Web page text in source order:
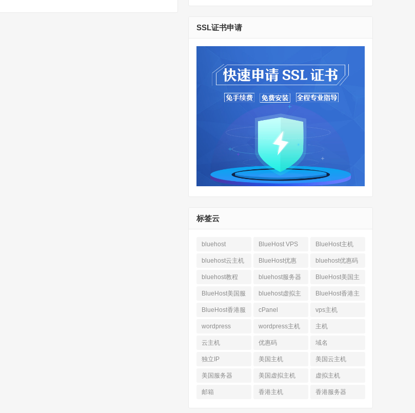
SSL证书申请
标签云
bluehost BlueHost VPS BlueHost主机
bluehost云主机 BlueHost优惠 bluehost优惠码
bluehost教程 bluehost服务器
BlueHost美国主
机
BlueHost美国服
务器
bluehost虚拟主
机
BlueHost香港主
机
BlueHost香港服
务器
cPanel vps主机
wordpress wordpress主机 主机
云主机 优惠码 域名
独立IP 美国主机 美国云主机
美国服务器 美国虚拟主机 虚拟主机
邮箱 香港主机 香港服务器